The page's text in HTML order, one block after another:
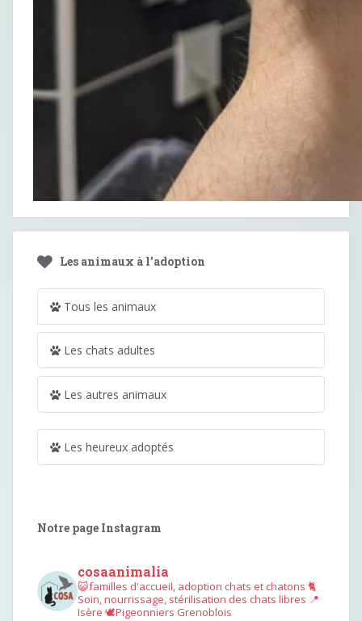
Les animaux à l’adoption
Tous les animaux
Les chats adultes
Les autres animaux
Les heureux adoptés
Notre page Instagram
cosaanimalia
😺familles d'accueil, adoption chats et chatons 🐈
Soin, nourrissage, stérilisation des chats libres 📍
Isère 🕊︎Pigeonniers Grenoblois